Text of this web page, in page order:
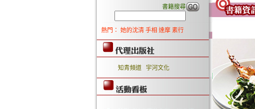
書籍搜尋
熱門： 她的沈清 手相 達摩 素行
知青頻道 宇河文化